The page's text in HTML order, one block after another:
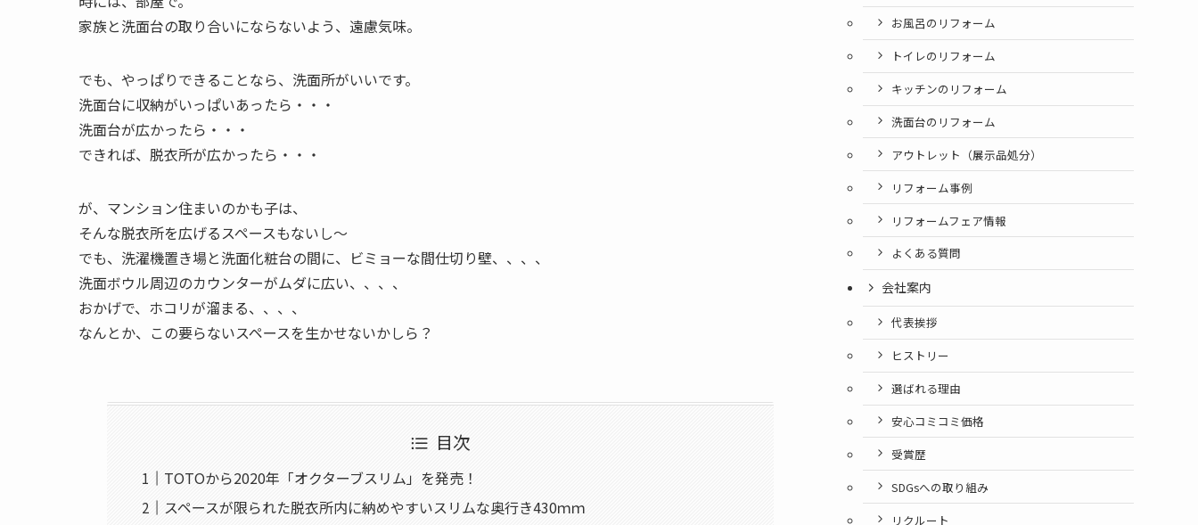
家族と洗面台の取り合いにならないよう、遠慮気味。
でも、やっぱりできることなら、洗面所がいいです。
洗面台に収納がいっぱいあったら・・・
洗面台が広かったら・・・
できれば、脱衣所が広かったら・・・
が、マンション住まいのかも子は、
そんな脱衣所を広げるスペースもないし～
でも、洗濯機置き場と洗面化粧台の間に、ビミョーな間仕切り壁、、、、
洗面ボウル周辺のカウンターがムダに広い、、、、
おかげで、ホコリが溜まる、、、、
なんとか、この要らないスペースを生かせないかしら？
目次
TOTOから2020年「オクターブスリム」を発売！
スペースが限られた脱衣所内に納めやすいスリムな奥行き430ｍｍ
お風呂のリフォーム
トイレのリフォーム
キッチンのリフォーム
洗面台のリフォーム
アウトレット（展示品処分）
リフォーム事例
リフォームフェア情報
よくある質問
会社案内
代表挨拶
ヒストリー
選ばれる理由
安心コミコミ価格
受賞歴
SDGsへの取り組み
リクルート